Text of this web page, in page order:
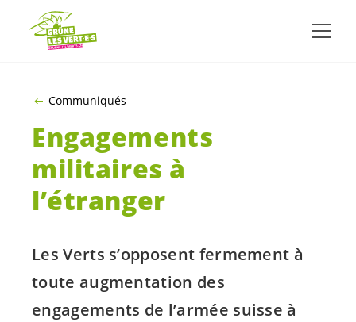
ALLER AU CONTENU PRINCIPAL
Communiqués
Engagements
militaires à
l’étranger
Les Verts s’opposent fermement à
toute augmentation des
engagements de l’armée suisse à